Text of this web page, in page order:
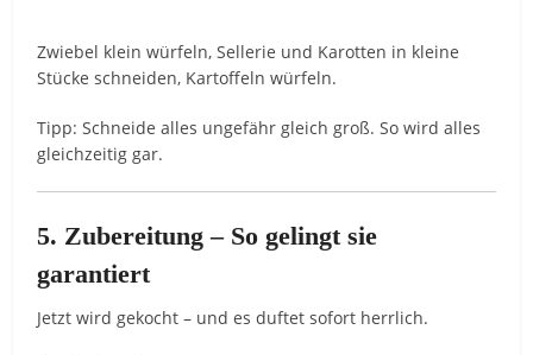
Zwiebel klein würfeln, Sellerie und Karotten in kleine
Stücke schneiden, Kartoffeln würfeln.
Tipp: Schneide alles ungefähr gleich groß. So wird alles
gleichzeitig gar.
5. Zubereitung – So gelingt sie
garantiert
Jetzt wird gekocht – und es duftet sofort herrlich.